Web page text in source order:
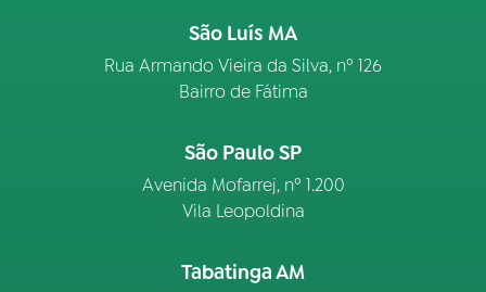
São Luís MA
Rua Armando Vieira da Silva, nº 126
Bairro de Fátima
São Paulo SP
Avenida Mofarrej, nº 1.200
Vila Leopoldina
Tabatinga AM